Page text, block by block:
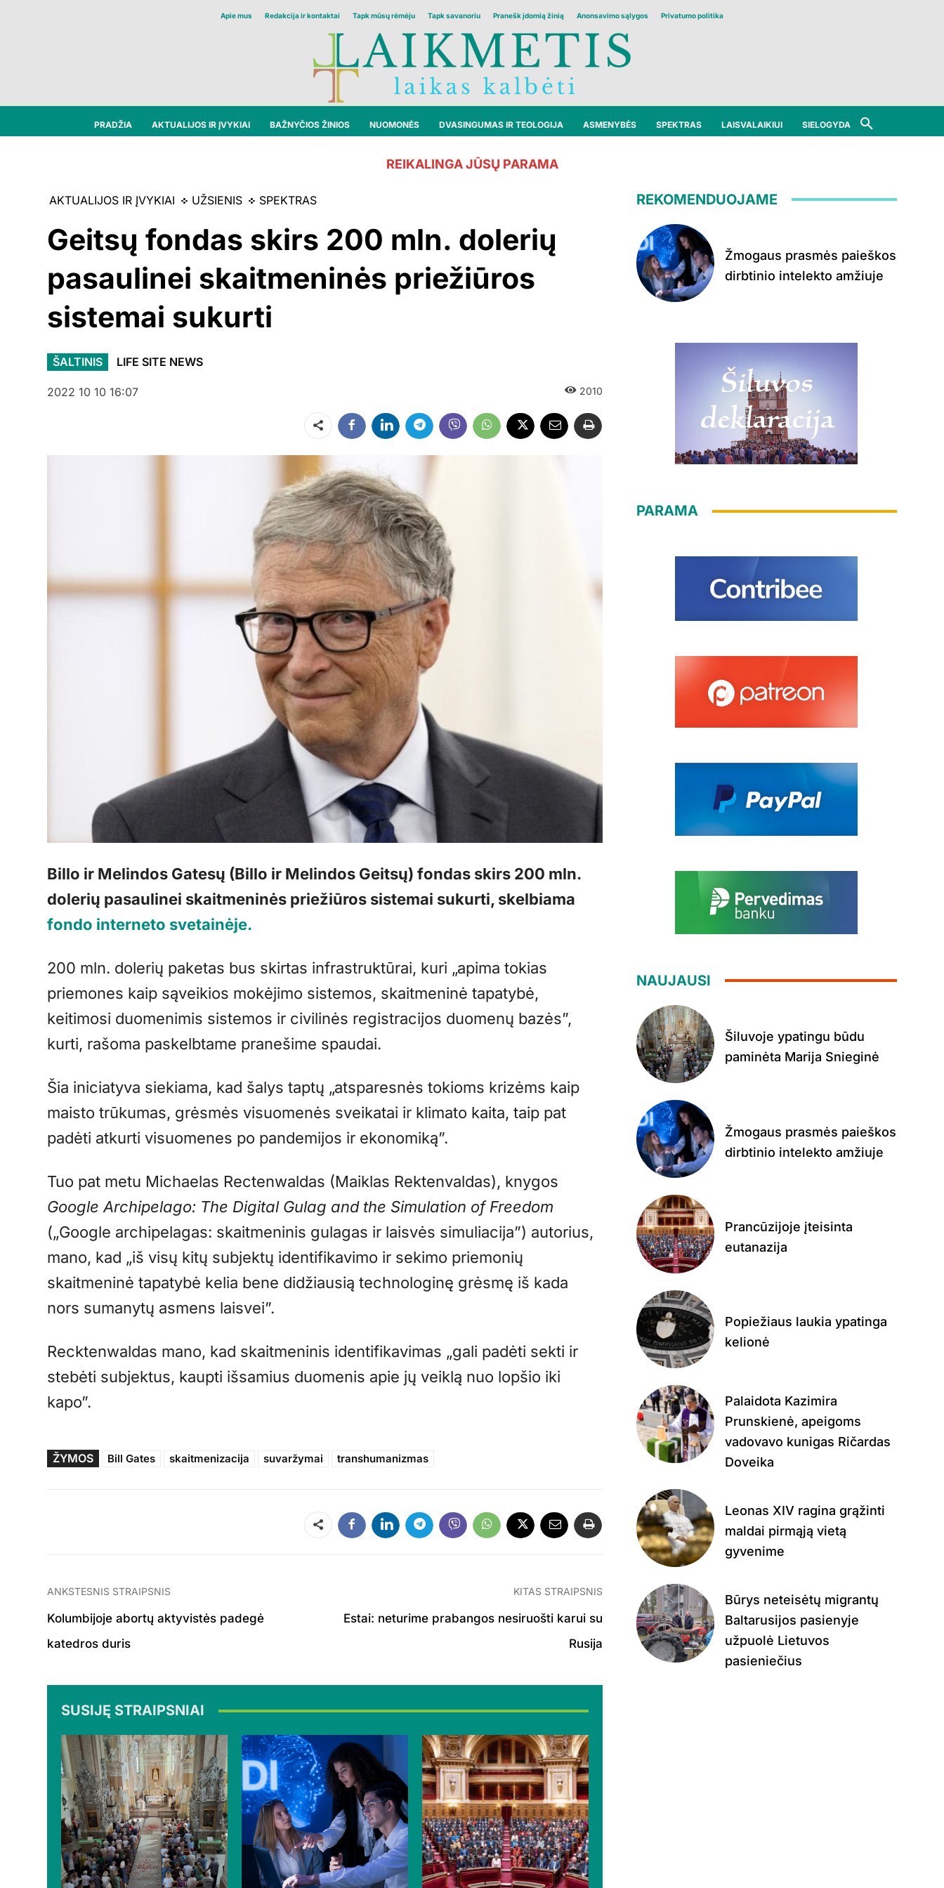
Apie mus Redakcija ir kontaktai Tapk mūsų rėmėju Tapk savanoriu Pranešk įdomią žinią Anonsavimo sąlygos Privatumo politika
PRADŽIA AKTUALIJOS IR ĮVYKIAI BAŽNYČIOS ŽINIOS NUOMONĖS DVASINGUMAS IR TEOLOGIJA ASMENYBĖS SPEKTRAS LAISVALAIKIUI SIELOGYDA
REIKALINGA JŪSŲ PARAMA
AKTUALIJOS IR ĮVYKIAI UŽSIENIS SPEKTRAS
Geitsų fondas skirs 200 mln. dolerių
pasaulinei skaitmeninės priežiūros
sistemai sukurti
ŠALTINIS LIFE SITE NEWS
2022 10 10 16:07 2010
Dalintis
Billo ir Melindos Gatesų (Billo ir Melindos Geitsų) fondas skirs 200 mln.
dolerių pasaulinei skaitmeninės priežiūros sistemai sukurti, skelbiama
fondo interneto svetainėje.
200 mln. dolerių paketas bus skirtas infrastruktūrai, kuri „apima tokias
priemones kaip sąveikios mokėjimo sistemos, skaitmeninė tapatybė,
keitimosi duomenimis sistemos ir civilinės registracijos duomenų bazės”,
kurti, rašoma paskelbtame pranešime spaudai.
Šia iniciatyva siekiama, kad šalys taptų „atsparesnės tokioms krizėms kaip
maisto trūkumas, grėsmės visuomenės sveikatai ir klimato kaita, taip pat
padėti atkurti visuomenes po pandemijos ir ekonomiką”.
Tuo pat metu Michaelas Rectenwaldas (Maiklas Rektenvaldas), knygos
Google Archipelago: The Digital Gulag and the Simulation of Freedom
(„Google archipelagas: skaitmeninis gulagas ir laisvės simuliacija”) autorius,
mano, kad „iš visų kitų subjektų identifikavimo ir sekimo priemonių
skaitmeninė tapatybė kelia bene didžiausią technologinę grėsmę iš kada
nors sumanytų asmens laisvei”.
Recktenwaldas mano, kad skaitmeninis identifikavimas „gali padėti sekti ir
stebėti subjektus, kaupti išsamius duomenis apie jų veiklą nuo lopšio iki
kapo”.
ŽYMOS Bill Gates skaitmenizacija suvaržymai transhumanizmas
Dalintis
ANKSTESNIS STRAIPSNIS
Kolumbijoje abortų aktyvistės padegė
katedros duris
KITAS STRAIPSNIS
Estai: neturime prabangos nesiruošti karui su
Rusija
SUSIJĘ STRAIPSNIAI
REKOMENDUOJAME
Žmogaus prasmės paieškos
dirbtinio intelekto amžiuje
PARAMA
NAUJAUSI
Šiluvoje ypatingu būdu
paminėta Marija Snieginė
Žmogaus prasmės paieškos
dirbtinio intelekto amžiuje
Prancūzijoje įteisinta
eutanazija
Popiežiaus laukia ypatinga
kelionė
Palaidota Kazimira
Prunskienė, apeigoms
vadovavo kunigas Ričardas
Doveika
Leonas XIV ragina grąžinti
maldai pirmąją vietą
gyvenime
Būrys neteisėtų migrantų
Baltarusijos pasienyje
užpuolė Lietuvos
pasieniečius